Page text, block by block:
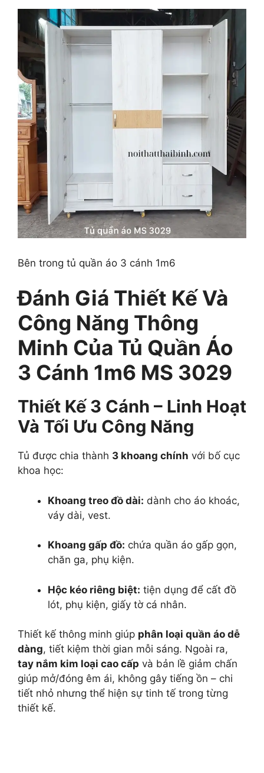
Bên trong tủ quần áo 3 cánh 1m6
Đánh Giá Thiết Kế Và
Công Năng Thông
Minh Của Tủ Quần Áo
3 Cánh 1m6 MS 3029
Thiết Kế 3 Cánh – Linh Hoạt
Và Tối Ưu Công Năng
Tủ được chia thành 3 khoang chính với bố cục
khoa học:
Khoang treo đồ dài: dành cho áo khoác,
váy dài, vest.
Khoang gấp đồ: chứa quần áo gấp gọn,
chăn ga, phụ kiện.
Hộc kéo riêng biệt: tiện dụng để cất đồ
lót, phụ kiện, giấy tờ cá nhân.
Thiết kế thông minh giúp phân loại quần áo dễ
dàng, tiết kiệm thời gian mỗi sáng. Ngoài ra,
tay nắm kim loại cao cấp và bản lề giảm chấn
giúp mở/đóng êm ái, không gây tiếng ồn – chi
tiết nhỏ nhưng thể hiện sự tinh tế trong từng
thiết kế.